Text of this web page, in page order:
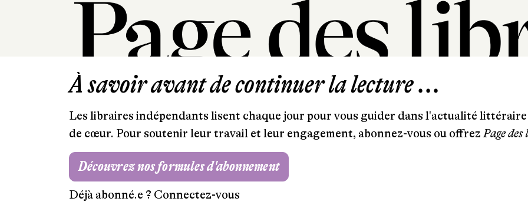
101, rue Saint-Lazare
T. 01 44 41 97 20
Mentions légales RGPD
À savoir avant de continuer la lecture ...
Les libraires indépendants lisent chaque jour pour vous guider dans l'actualité
de cœur. Pour soutenir leur travail et leur engagement, abonnez-vous ou offrezPage
Découvrez nos formules d'abonnement
Déjà abonné.e ? Connectez-vous